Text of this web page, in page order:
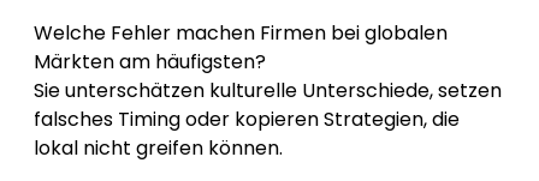
Welche Fehler machen Firmen bei globalen
Märkten am häufigsten?
Sie unterschätzen kulturelle Unterschiede, setzen
falsches Timing oder kopieren Strategien, die
lokal nicht greifen können.